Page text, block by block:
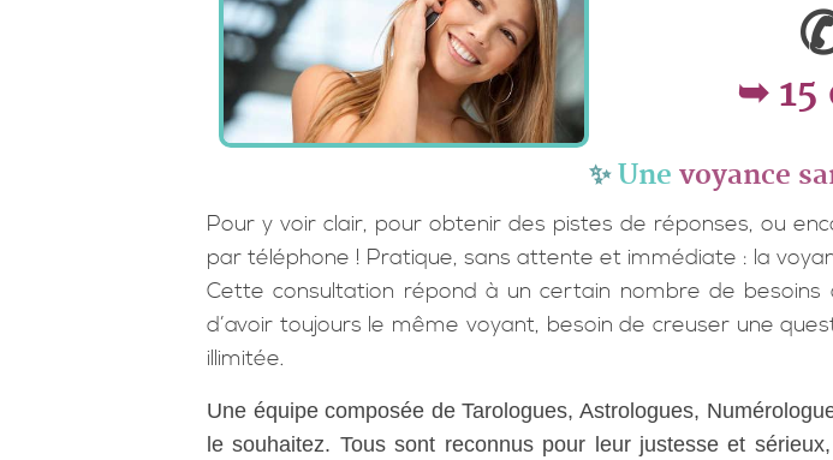
➥
✨Une voyance
Pour y voir clair, pour obtenir des pistes de réponses, ou
par téléphone ! Pratique, sans attente et immédiate : la
Cette consultation répond à un certain nombre de
d’avoir toujours le même voyant, besoin de creuser une
illimitée.
Une équipe composée de Tarologues, Astrologues,
le souhaitez. Tous sont reconnus pour leur justesse et